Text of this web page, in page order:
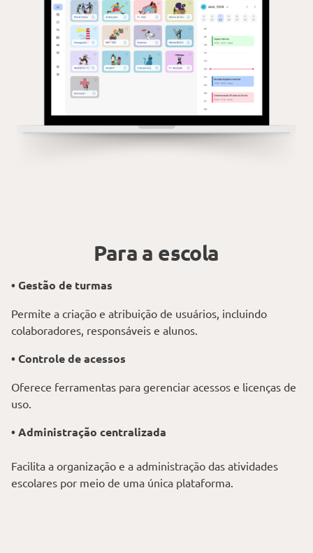
Para a escola
• Gestão de turmas
Permite a criação e atribuição de usuários, incluindo
colaboradores, responsáveis e alunos.
• Controle de acessos
Oferece ferramentas para gerenciar acessos e licenças de
uso.
• Administração centralizada
Facilita a organização e a administração das atividades
escolares por meio de uma única plataforma.